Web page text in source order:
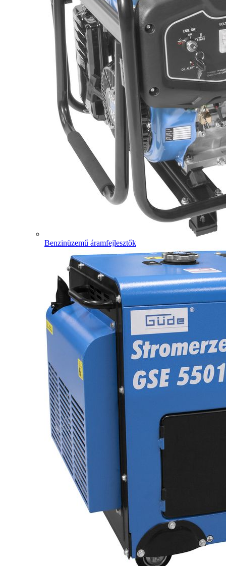
Benzinüzemű áramfejlesztők